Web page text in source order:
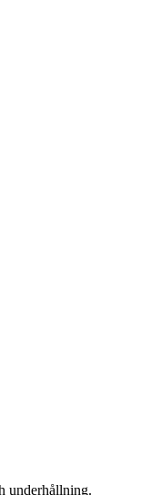
underhållning.